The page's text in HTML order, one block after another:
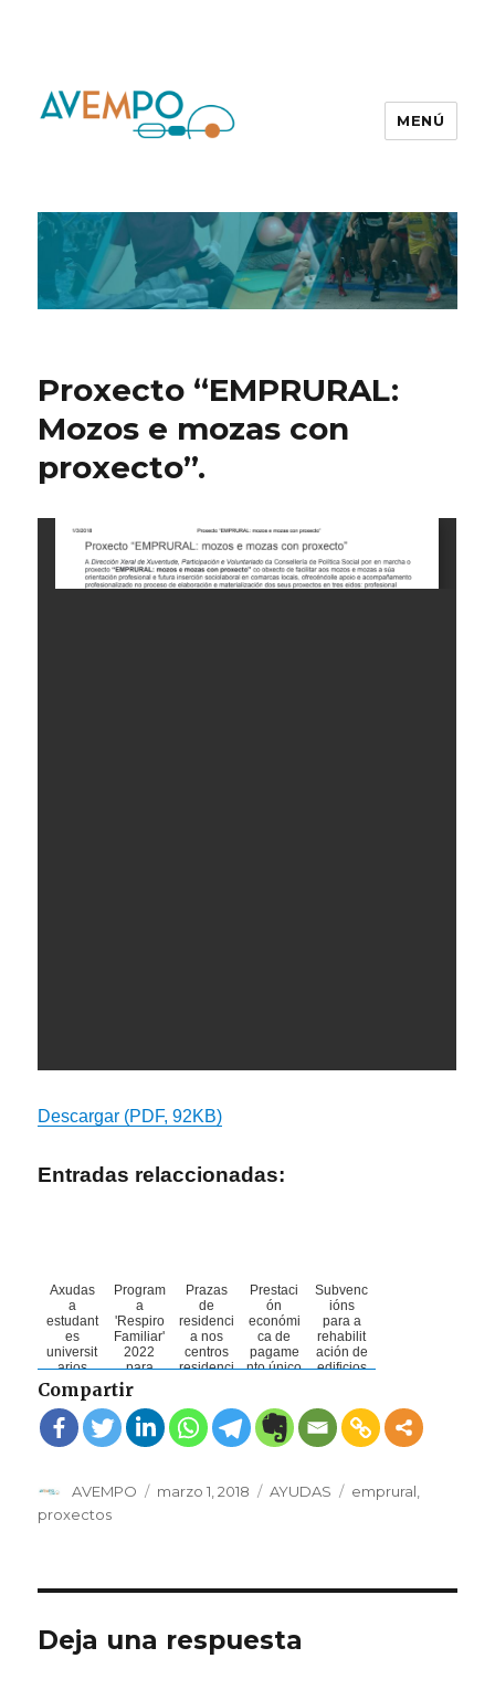
MENÚ
Proxecto “EMPRURAL:
Mozos e mozas con
proxecto”.
Descargar (PDF, 92KB)
Entradas relaccionadas:
Axudas
a
estudant
es
universit
arios
para
estadías
nalgún
Estado
membro
o verán
Program
a
'Respiro
Familiar'
2022
para
persona
dependi
entes o
con
Prazas
de
residenci
a nos
centros
residenci
da
Coruña,
Ourense
Prestaci
ón
económi
ca de
pagame
nto único
de 3
anos
Subvenc
ións
para a
rehabilit
ación de
edificios
Compartir
Autor
AVEMPO
Publicado
marzo 1, 2018 Categorías
AYUDAS Etiquetas
emprural
proxectos
Deja una respuesta